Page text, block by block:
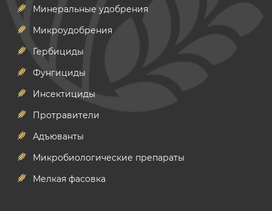
Минеральные удобрения
Микроудобрения
Гербициды
Фунгициды
Инсектициды
Протравители
Адъюванты
Микробиологические препараты
Мелкая фасовка